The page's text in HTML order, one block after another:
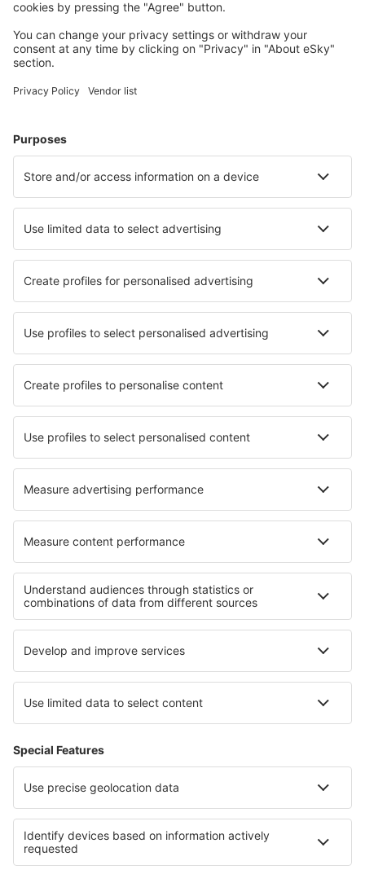
Alege din peste 1,3 mil. de opţiuni: hoteluri, cabane,
Cele mai căutate cazări de către utilizatorii eSky
Cazare în Milano
Cazare în Napoli Cazare în Palermo Cazare în Alghero
Cazare în Matera Cazare în Alassio
Cazare în Mazara del Vallo Cazare în Rapallo
Cele mai bune locuri de cazare - orașe
Cazare în Tighmert Cazare în Barra Bonita
Cazare în Ahrensburg Cazare în Nowa Sarzyna
Cazare în Bondary Cazare în Amfreville La Mivoie
Cazare în Xalo Cazare în Alaior
Cele mai bune locuri de cazare - regiuni
Cazare in Val Rendena Cazare in Sardinia
Cazare in Liguria Cazare in Lacul Garda
Cazare in Italian Alps
Cazare in Voievodatul Cuiavia și Pomerania
Cazare in Pomeranian Lakeland Cazare in Amazonas